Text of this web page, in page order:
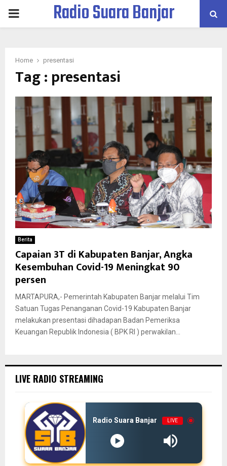
PRIMARYRadio Suara Banjar
Home presentasi
Tag : presentasi
Berita
Capaian 3T di Kabupaten Banjar, Angka
Kesembuhan Covid-19 Meningkat 90
persen
MARTAPURA,- Pemerintah Kabupaten Banjar melalui Tim
Satuan Tugas Penanganan Covid-19 Kabupaten Banjar
melakukan presentasi dihadapan Badan Pemeriksa
Keuangan Republik Indonesia ( BPK RI ) perwakilan...
LIVE RADIO STREAMING
Radio Suara Banjar LIVE